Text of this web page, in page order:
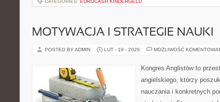
CATEGORIES: EUROCASH KINDERGELD
MOTYWACJA I STRATEGIE NAUKI
POSTED BY ADMIN LUT - 19 - 2026 MOŻLIWOŚĆ
Kongres Anglistów to
angielskiego, którzy
nauczania i konkretnych